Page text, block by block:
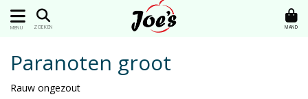
MENU ZOEKEN MAND
Paranoten groot
Rauw ongezout